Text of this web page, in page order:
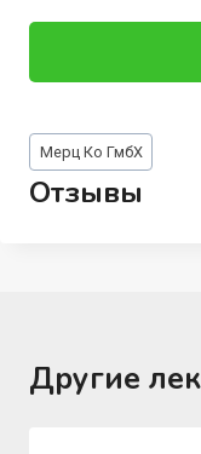
Метки
записи:
Мерц Ко ГмбХ
Отзывы
Другие